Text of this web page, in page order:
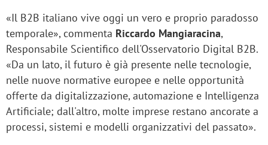
«Il B2B italiano vive oggi un vero e proprio paradosso
temporale», commenta Riccardo Mangiaracina,
Responsabile Scientifico dell'Osservatorio Digital B2B.
«Da un lato, il futuro è già presente nelle tecnologie,
nelle nuove normative europee e nelle opportunità
offerte da digitalizzazione, automazione e Intelligenza
Artificiale; dall'altro, molte imprese restano ancorate a
processi, sistemi e modelli organizzativi del passato».